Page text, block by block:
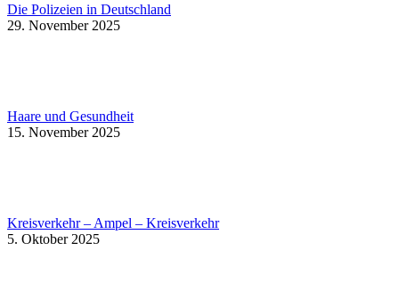
Die Polizeien in Deutschland
29. November 2025
Haare und Gesundheit
15. November 2025
Kreisverkehr – Ampel – Kreisverkehr
5. Oktober 2025